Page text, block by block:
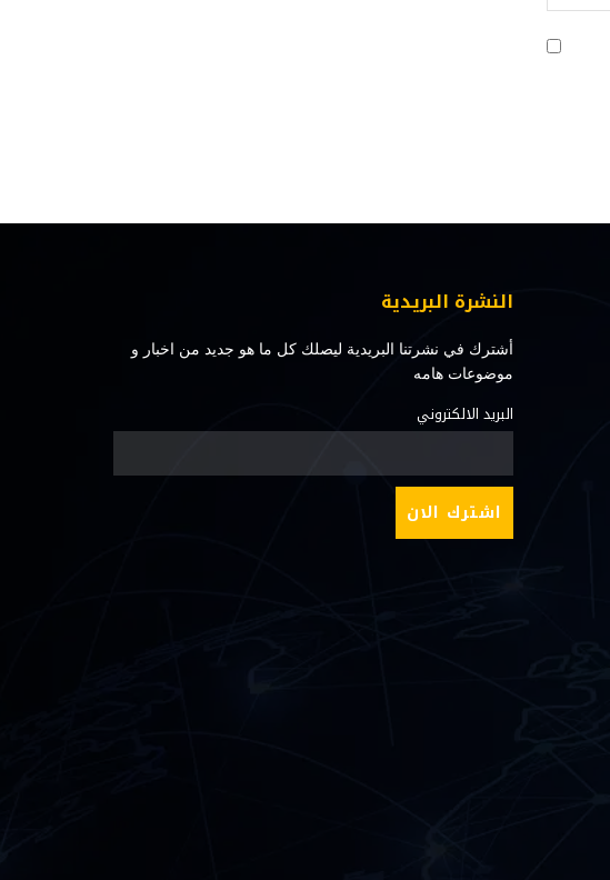
النشرة البريدية
أشترك في نشرتنا البريدية ليصلك كل ما هو جديد من اخبار و
موضوعات هامه
البريد الالكتروني